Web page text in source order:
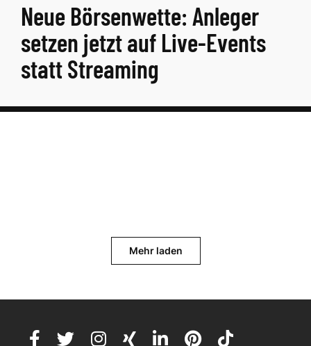
Neue Börsenwette: Anleger
setzen jetzt auf Live-Events
statt Streaming
Mehr laden